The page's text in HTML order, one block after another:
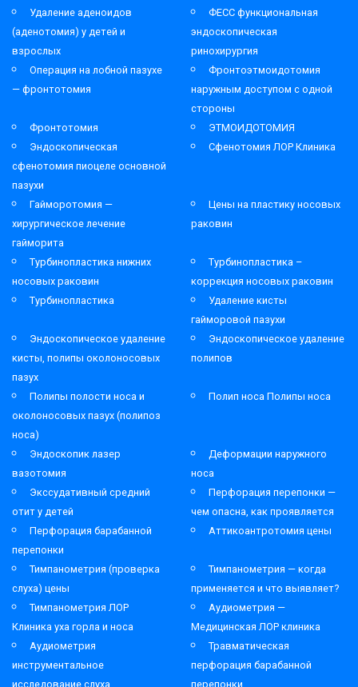
Удаление аденоидов
(аденотомия) у детей и
взрослых
ФЕСС функциональная
эндоскопическая
ринохирургия
Операция на лобной пазухе
— фронтотомия
Фронтоэтмоидотомия
наружным доступом с одной
стороны
Фронтотомия
ЭТМОИДОТОМИЯ
Эндоскопическая
сфенотомия пиоцеле основной
пазухи
Сфенотомия ЛОР Клиника
Гайморотомия —
хирургическое лечение
гайморита
Цены на пластику носовых
раковин
Турбинопластика нижних
носовых раковин
Турбинопластика –
коррекция носовых раковин
Турбинопластика
Удаление кисты
гайморовой пазухи
Эндоскопическое удаление
кисты, полипы околоносовых
пазух
Эндоскопическое удаление
полипов
Полипы полости носа и
околоносовых пазух (полипоз
носа)
Полип носа Полипы носа
Эндоскопик лазер
вазотомия
Деформации наружного
носа
Экссудативный средний
отит у детей
Перфорация перепонки —
чем опасна, как проявляется
Перфорация барабанной
перепонки
Аттикоантротомия цены
Тимпанометрия (проверка
слуха) цены
Тимпанометрия — когда
применяется и что выявляет?
Тимпанометрия ЛОР
Клиника уха горла и носа
Аудиометрия —
Медицинская ЛОР клиника
Аудиометрия
инструментальное
исследование слуха
Травматическая
перфорация барабанной
перепонки